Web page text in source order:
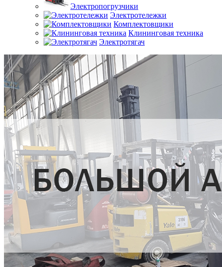
Электропогрузчики
Электротележки
Комплектовщики
Клининговая техника
Электротягач